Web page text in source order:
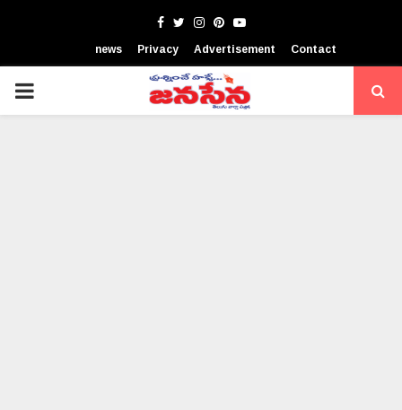
Facebook
TwitterInstagram
Pinterest
Youtube
news Privacy Advertisement Contact
PRIMARY